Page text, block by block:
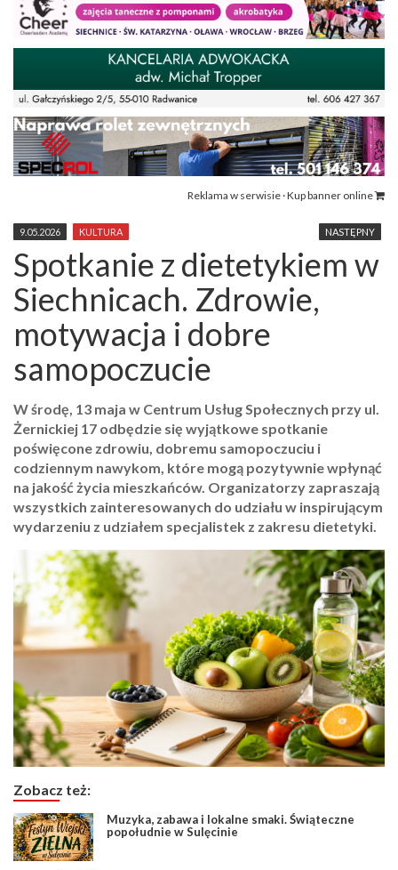
Reklama w serwisie · Kup banner online
NASTĘPNY
9.05.2026 KULTURA
Spotkanie z dietetykiem w
Siechnicach. Zdrowie,
motywacja i dobre
samopoczucie
W środę, 13 maja w Centrum Usług Społecznych przy ul.
Żernickiej 17 odbędzie się wyjątkowe spotkanie
poświęcone zdrowiu, dobremu samopoczuciu i
codziennym nawykom, które mogą pozytywnie wpłynąć
na jakość życia mieszkańców. Organizatorzy zapraszają
wszystkich zainteresowanych do udziału w inspirującym
wydarzeniu z udziałem specjalistek z zakresu dietetyki.
Zobacz też:
Muzyka, zabawa i lokalne smaki. Świąteczne
popołudnie w Sulęcinie